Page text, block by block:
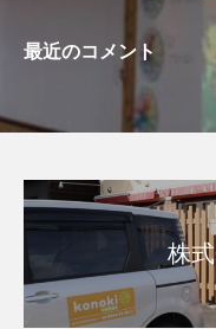
最近のコメント
株